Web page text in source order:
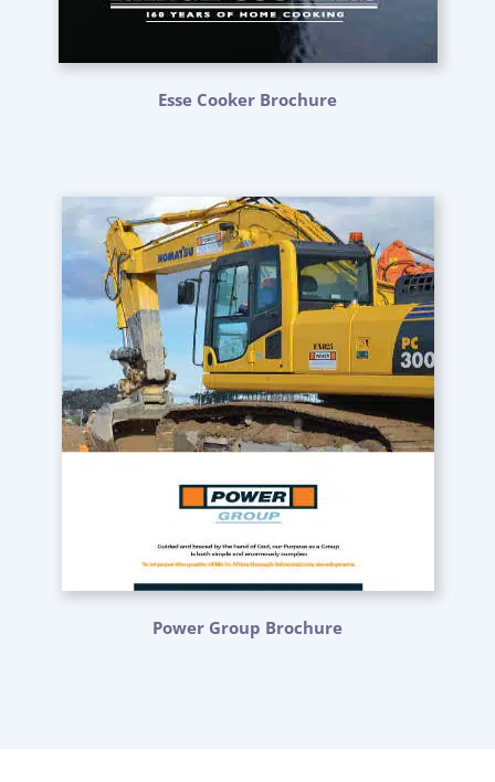
Esse Cooker Brochure
Power Group Brochure